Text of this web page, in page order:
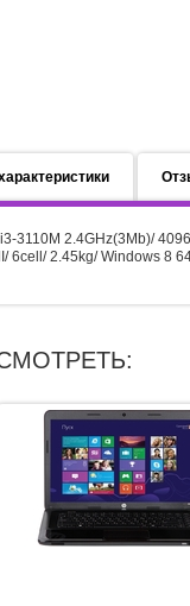
3110M 2.4GHz(3Mb)/
6cell/ 2.45kg/ Windows 8